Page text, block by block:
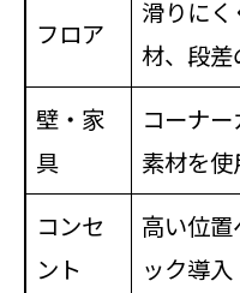
フロア
滑りに
材、段差
壁・家
具
コーナ
素材を使
コンセ
ント
高い位
ック導入